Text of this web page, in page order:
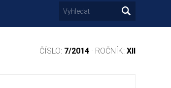
ČÍSLO: 7/2014 · ROČNÍK: XII